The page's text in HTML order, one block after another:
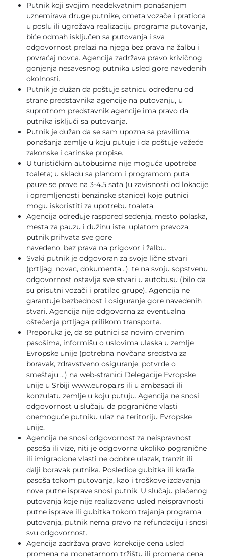
Putnik koji svojim neadekvatnim ponašanjem
uznemirava druge putnike, ometa vozače i pratioca
u poslu ili ugrožava realizaciju programa putovanja,
biće odmah isključen sa putovanja i sva
odgovornost prelazi na njega bez prava na žalbu i
povraćaj novca. Agencija zadržava pravo krivičnog
gonjenja nesavesnog putnika usled gore navedenih
okolnosti.
Putnik je dužan da poštuje satnicu određenu od
strane predstavnika agencije na putovanju, u
suprotnom predstavnik agencije ima pravo da
putnika isključi sa putovanja.
Putnik je dužan da se sam upozna sa pravilima
ponašanja zemlje u koju putuje i da poštuje važeće
zakonske i carinske propise.
U turističkim autobusima nije moguća upotreba
toaleta; u skladu sa planom i programom puta
pauze se prave na 3-4.5 sata (u zavisnosti od lokacije
i opremljenosti benzinske stanice) koje putnici
mogu iskoristiti za upotrebu toaleta.
Agencija određuje raspored sedenja, mesto polaska,
mesta za pauzu i dužinu iste; uplatom prevoza,
putnik prihvata sve gore
navedeno, bez prava na prigovor i žalbu.
Svaki putnik je odgovoran za svoje lične stvari
(prtljag, novac, dokumenta...), te na svoju sopstvenu
odgovornost ostavlja sve stvari u autobusu (bilo da
su prisutni vozači i pratilac grupe). Agencija ne
garantuje bezbednost i osiguranje gore navedenih
stvari. Agencija nije odgovorna za eventualna
oštećenja prtljaga prilikom transporta.
Preporuka je, da se putnici sa novim crvenim
pasošima, informišu o uslovima ulaska u zemlje
Evropske unije (potrebna novčana sredstva za
boravak, zdravstveno osiguranje, potvrde o
smeštaju ...) na web-stranici Delegacije Evropske
unije u Srbiji www.europa.rs ili u ambasadi ili
konzulatu zemlje u koju putuju. Agencija ne snosi
odgovornost u slučaju da pogranične vlasti
onemoguće putniku ulaz na teritoriju Evropske
unije.
Agencija ne snosi odgovornost za neispravnost
pasoša ili vize, niti je odgovorna ukoliko pogranične
ili imigracione vlasti ne odobre ulazak, tranzit ili
dalji boravak putnika. Posledice gubitka ili krađe
pasoša tokom putovanja, kao i troškove izdavanja
nove putne isprave snosi putnik. U slučaju plaćenog
putovanja koje nije realizovano usled neispravnosti
putne isprave ili gubitka tokom trajanja programa
putovanja, putnik nema pravo na refundaciju i snosi
svu odgovornost.
Agencija zadržava pravo korekcije cena usled
promena na monetarnom tržištu ili promena cena